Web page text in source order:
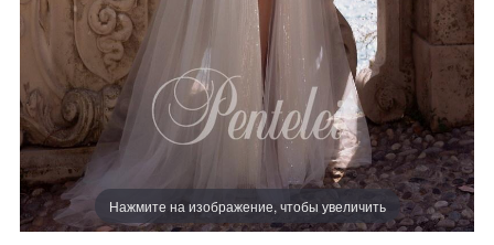
Нажмите на изображение, чтобы увеличить